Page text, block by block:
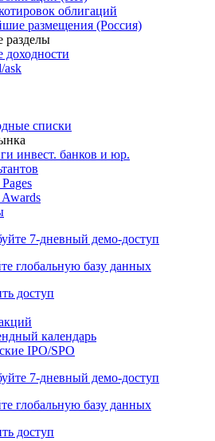
& Карты рынка
(ИИ)
облигаций
размещения (Россия)
ask
списки
инвест. банков и юр.
7-дневный
глобальную базу данных
доступ
IPO/SPO
7-дневный